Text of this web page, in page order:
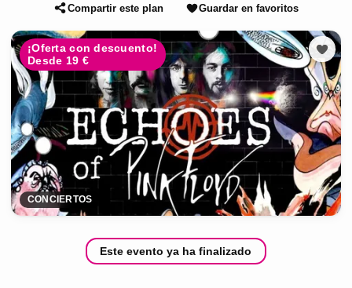
Compartir este plan Guardar en favoritos
¡Oferta con descuento!
Desde 19 €
CONCIERTOS
Este evento ya ha finalizado